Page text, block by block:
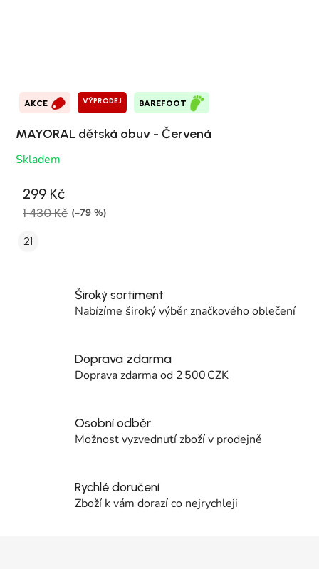
AKCE VÝPRODEJ BAREFOOT
MAYORAL dětská obuv - Červená
Skladem
299 Kč
1 430 Kč (–79 %)
21
Široký sortiment
Nabízíme široký výběr značkového oblečení
Doprava zdarma
Doprava zdarma od 2 500 CZK
Osobní odběr
Možnost vyzvednutí zboží v prodejně
Rychlé doručení
Zboží k vám dorazí co nejrychleji